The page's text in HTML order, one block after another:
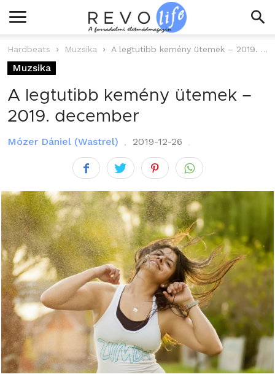
Hardbeats Muzsika A legtutibb kemény ütemek – 2019. december
Muzsika
A legtutibb kemény ütemek –
2019. december
Mózer Dániel (Wastrel) 2019-12-26